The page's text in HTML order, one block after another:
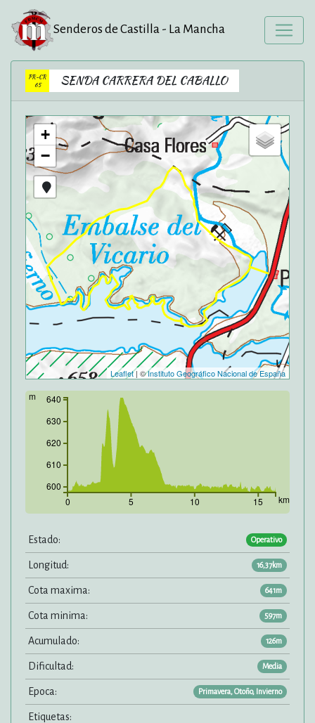
Senderos de Castilla - La Mancha
PR-CR
65
SENDA CARRERA DEL CABALLO
+
−
Leaflet| ©Instituto Geográfico Nacional de España
0 5 10 15 km
600
610
620
630
640
m
Estado: Operativo
Longitud: 16,37km
Cota maxima: 641m
Cota minima: 597m
Acumulado: 126m
Dificultad: Media
Epoca: Primavera, Otoño, Invierno
Etiquetas: